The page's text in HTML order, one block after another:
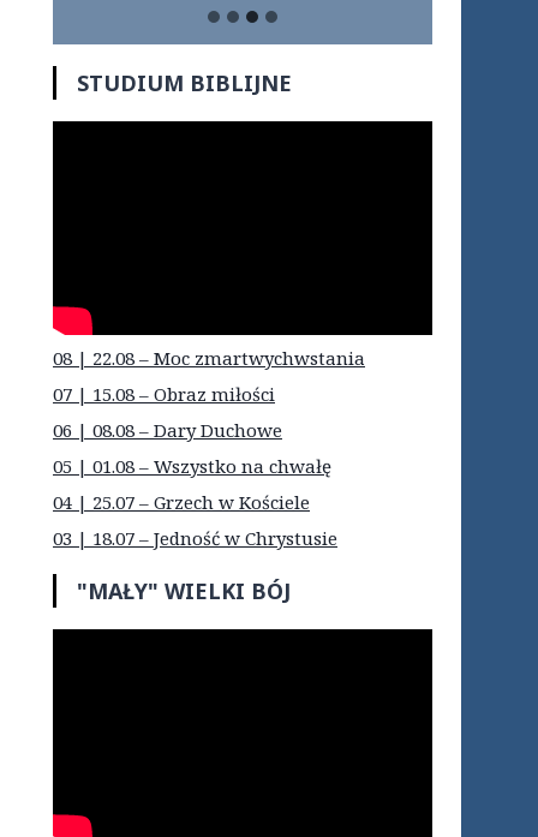
STUDIUM BIBLIJNE
08 | 22.08 – Moc zmartwychwstania
07 | 15.08 – Obraz miłości
06 | 08.08 – Dary Duchowe
05 | 01.08 – Wszystko na chwałę
04 | 25.07 – Grzech w Kościele
03 | 18.07 – Jedność w Chrystusie
"MAŁY" WIELKI BÓJ